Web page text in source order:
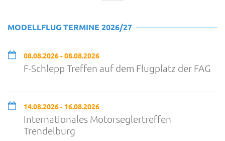
MODELLFLUG TERMINE 2026/27
08.08.2026 - 08.08.2026
F-Schlepp Treffen auf dem Flugplatz der FAG
14.08.2026 - 16.08.2026
Internationales Motorseglertreffen
Trendelburg